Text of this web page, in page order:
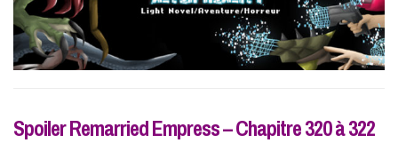
Spoiler Remarried Empress – Chapitre 320 à 322